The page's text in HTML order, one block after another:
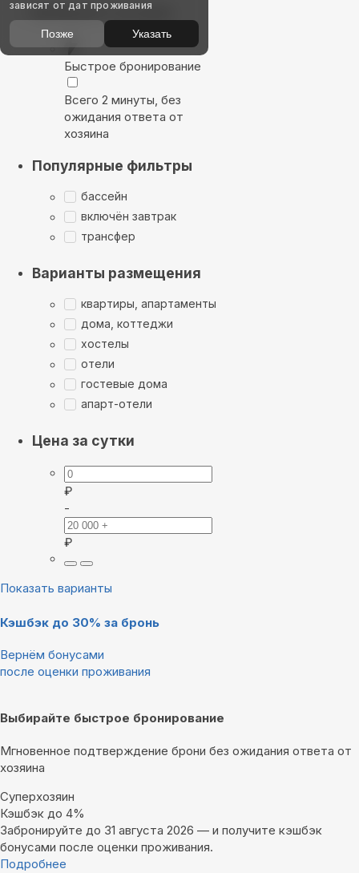
Выбирайте лучшее
Быстрое бронирование
Всего 2 минуты, без
ожидания ответа от
хозяина
Популярные фильтры
бассейн
включён завтрак
трансфер
Варианты размещения
квартиры, апартаменты
дома, коттеджи
хостелы
отели
гостевые дома
апарт-отели
Цена за сутки
₽
-
₽
Показать варианты
Кэшбэк до 30% за бронь
Вернём бонусами
после оценки проживания
Выбирайте быстрое бронирование
Мгновенное подтверждение брони без ожидания ответа от
хозяина
Суперхозяин
Кэшбэк до 4%
Забронируйте до 31 августа 2026 — и получите кэшбэк
бонусами после оценки проживания.
Подробнее
зависят от дат проживания
Позже Указать